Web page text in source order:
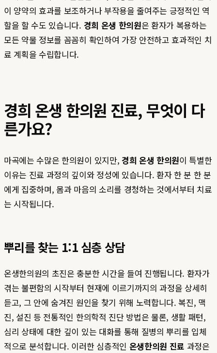
이 양약의 효과를 보조하거나 부작용을 줄여주는 긍정적인 역
할을 할 수도 있습니다. 경희 온생 한의원은 환자가 복용하는
모든 약물 정보를 꼼꼼히 확인하여 가장 안전하고 효과적인 치
료 계획을 수립합니다.
경희 온생 한의원 진료, 무엇이 다
른가요?
마곡에는 수많은 한의원이 있지만, 경희 온생 한의원이 특별한
이유는 진료 과정의 깊이와 정성에 있습니다. 환자 한 분 한 분
에게 집중하며, 몸과 마음의 소리를 경청하는 것에서부터 치료
는 시작됩니다.
뿌리를 찾는 1:1 심층 상담
온생한의원의 초진은 충분한 시간을 들여 진행됩니다. 환자가
겪는 불편함의 시작부터 현재에 이르기까지의 과정을 상세히
듣고, 그 안에 숨겨진 원인을 찾기 위해 노력합니다. 복진, 맥
진, 설진 등 전통적인 한의학적 진단 방법은 물론, 생활 패턴,
심리 상태에 대한 깊이 있는 대화를 통해 질병의 뿌리를 입체
적으로 분석합니다. 이러한 심층적인 온생한의원 진료 과정은